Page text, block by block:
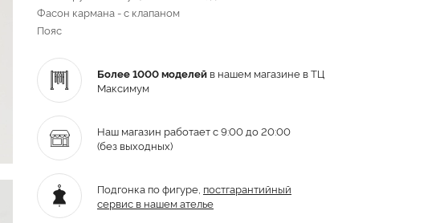
Фасон кармана - с клапаном
Пояс
Более 1000 моделей в нашем магазине в ТЦ
Максимум
Наш магазин работает с 9:00 до 20:00
(без выходных)
Подгонка по фигуре, постгарантийный
сервис в нашем ателье